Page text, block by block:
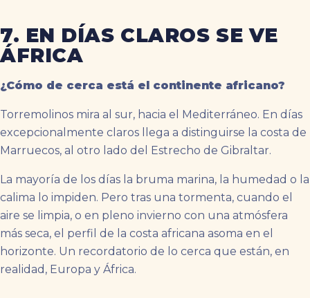
7. EN DÍAS CLAROS SE VE
ÁFRICA
¿Cómo de cerca está el continente africano?
Torremolinos mira al sur, hacia el Mediterráneo. En días
excepcionalmente claros llega a distinguirse la costa de
Marruecos, al otro lado del Estrecho de Gibraltar.
La mayoría de los días la bruma marina, la humedad o la
calima lo impiden. Pero tras una tormenta, cuando el
aire se limpia, o en pleno invierno con una atmósfera
más seca, el perfil de la costa africana asoma en el
horizonte. Un recordatorio de lo cerca que están, en
realidad, Europa y África.